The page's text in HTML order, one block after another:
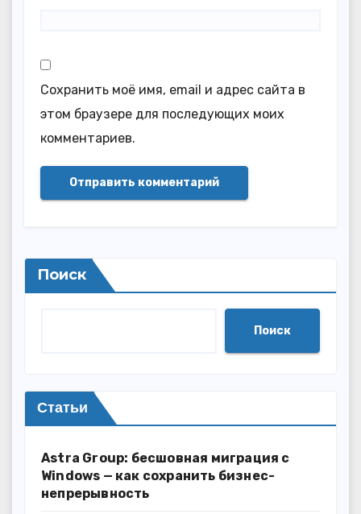
Сохранить моё имя, email и адрес сайта в
этом браузере для последующих моих
комментариев.
Поиск
Поиск
Статьи
Astra Group: бесшовная миграция с
Windows — как сохранить бизнес-
непрерывность